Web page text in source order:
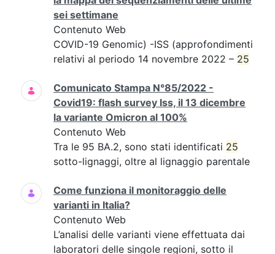
sei settimane
Contenuto Web
COVID-19 Genomic) -ISS (approfondimenti
relativi al periodo 14 novembre 2022 – 25
Comunicato Stampa N°85/2022 -
Covid19: flash survey Iss, il 13 dicembre
la variante Omicron al 100%
Contenuto Web
Tra le 95 BA.2, sono stati identificati 25
sotto-lignaggi, oltre al lignaggio parentale
Come funziona il monitoraggio delle
varianti in Italia?
Contenuto Web
L’analisi delle varianti viene effettuata dai
laboratori delle singole regioni, sotto il